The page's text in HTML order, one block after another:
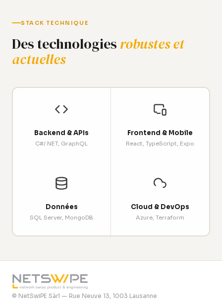
STACK TECHNIQUE
Des technologies robustes et
actuelles
Backend & APIs
C#/.NET, GraphQL
Frontend & Mobile
React, TypeScript, Expo
Données
SQL Server, MongoDB
Cloud & DevOps
Azure, Terraform
© NetSwiPE Sàrl — Rue Neuve 13, 1003 Lausanne